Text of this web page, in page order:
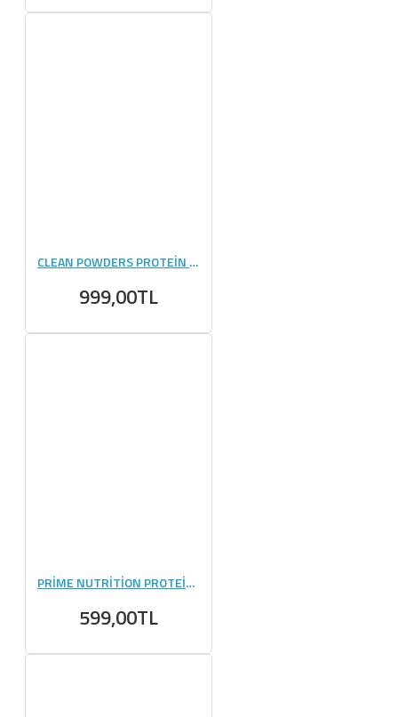
CLEAN POWDERS PROTEİN PANCAKE 55 GR 12 ADET
999,00TL
PRİME NUTRİTİON PROTEİN PANCAKE 750 GR
599,00TL